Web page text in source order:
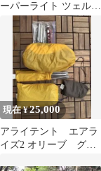
ーパーライト ツェルト
1 ポールセット
現在 ¥25,000
アライテント エアラ
イズ2 オリーブ グリ